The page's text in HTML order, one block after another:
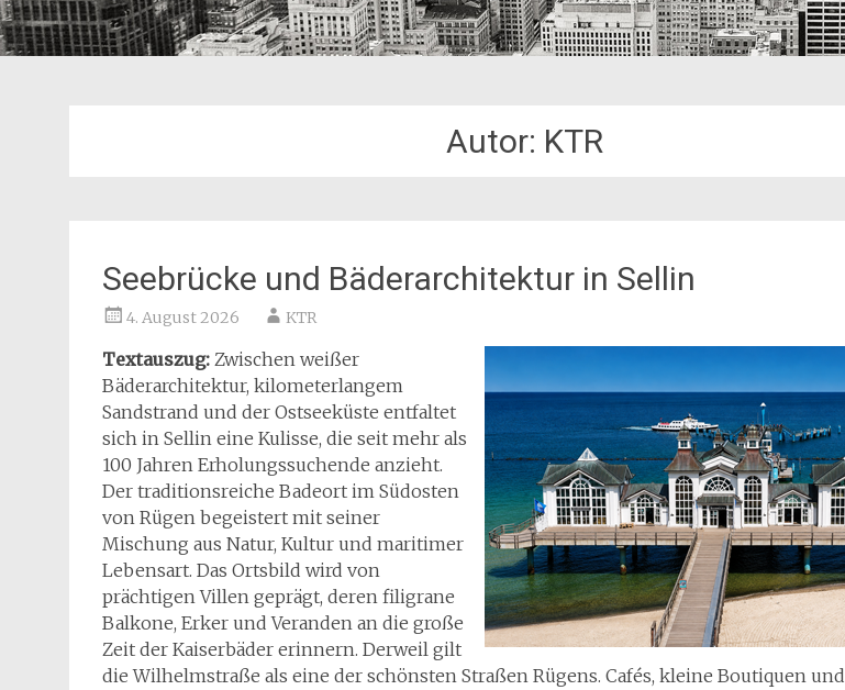
Autor: KTR
Seebrücke und Bäderarchitektur in Sellin
4. August 2026 KTR
Textauszug: Zwischen weißer
Bäderarchitektur, kilometerlangem
Sandstrand und der Ostseeküste entfaltet
sich in Sellin eine Kulisse, die seit mehr als
100 Jahren Erholungssuchende anzieht.
Der traditionsreiche Badeort im Südosten
von Rügen begeistert mit seiner
Mischung aus Natur, Kultur und maritimer
Lebensart. Das Ortsbild wird von
prächtigen Villen geprägt, deren filigrane
Balkone, Erker und Veranden an die große
Zeit der Kaiserbäder erinnern. Derweil gilt
die Wilhelmstraße als eine der schönsten Straßen Rügens. Cafés, kleine Boutiquen und